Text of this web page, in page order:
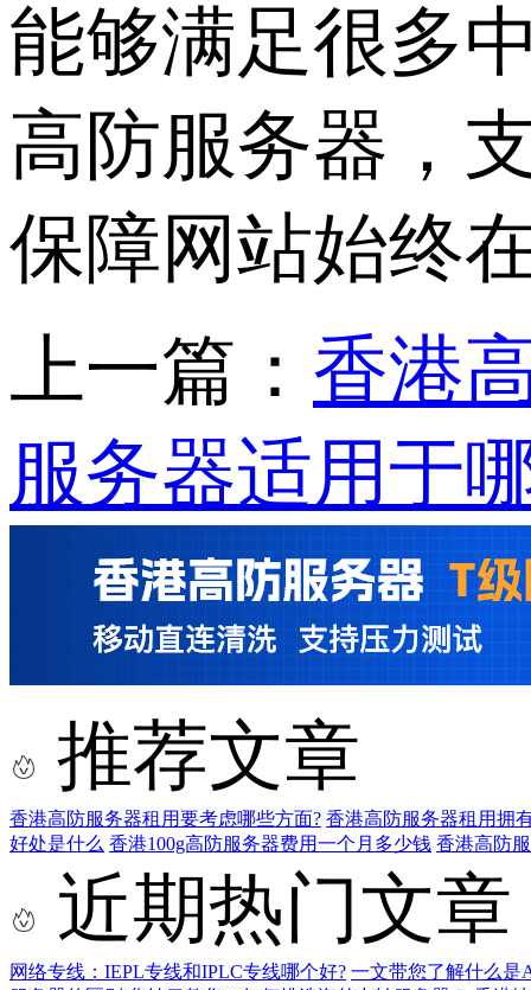
能够满足很多
高防服务器，
保障网站始终
上一篇： 香港
服务器适用于
推荐文章
香港高防服务器租用要考虑哪些方面? 香港高防服务器租用拥
好处是什么 香港100g高防服务器费用一个月多少钱 香港高防
近期热门文章
网络专线：IEPL专线和IPLC专线哪个好? 一文带您了解什么是